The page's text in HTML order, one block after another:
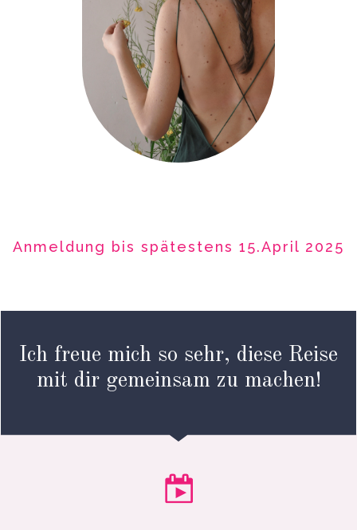
Anmeldung bis spätestens 15.April 2025
Ich freue mich so sehr, diese Reise
mit dir gemeinsam zu machen!